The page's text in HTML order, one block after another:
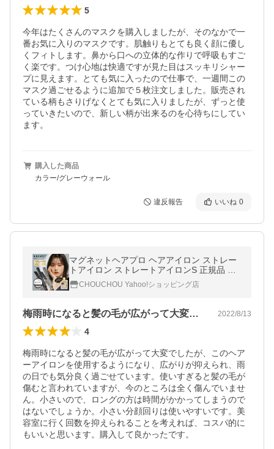
5
今年はたくさんのマスクを購入しましたが、そのなかで一
番お気に入りのマスクです。肌触りもとても良く顔に優し
くフィトします。鼻から口への立体的な作りで呼吸もすご
く楽です。つけ心地は快適ですが見た目はスッキリシャー
プに見えます。とても気に入ったので仕事で、一週間この
マスク過ごせるように追加で５枚注文しました。販売され
ている柄もさりげなくとても気に入りましたが、ずっと使
っていきたいので、新しい柄が出来るのを心待ちにしてい
ます。
購入した商品
カラー/グレーウォール
違反報告 いいね 0
マグネットヘアプロ ヘアアイロン ストレー
トアイロン ストレートアイロンS 正規品 プ
ロ サロン専売品 ホリスティックキュア 海外
対応 1年保証 おまけ付き
CHOUCHOU Yahoo!ショッピング店
梅雨時になると髪の毛が広がって大変でし… 2022/8/13
4
梅雨時になると髪の毛が広がって大変でしたが、このヘア
ーアイロンを使用するようになり、広がりが抑えられ、雨
の日でも気分良く過ごせています。使いすぎると髪の毛が
傷むと言われていますが、今のところは全く傷んでいませ
ん。小さいので、ロングの方は時間がかかってしまうので
はないでしょうか。小さい分顔回りは使いやすいです。美
容室に行く回数を抑えられることを考えれば、コスパ的に
もいいと思います。購入して良かったです。